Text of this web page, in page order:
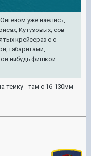
уже наелись,
Кутузовых, сов
крейсерах с с
габаритами,
нибудь фишкой
темку - там с 16-130мм